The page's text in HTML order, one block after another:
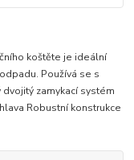
koštěte je ideální
Používá se s
zamykací systém
Robustní konstrukce